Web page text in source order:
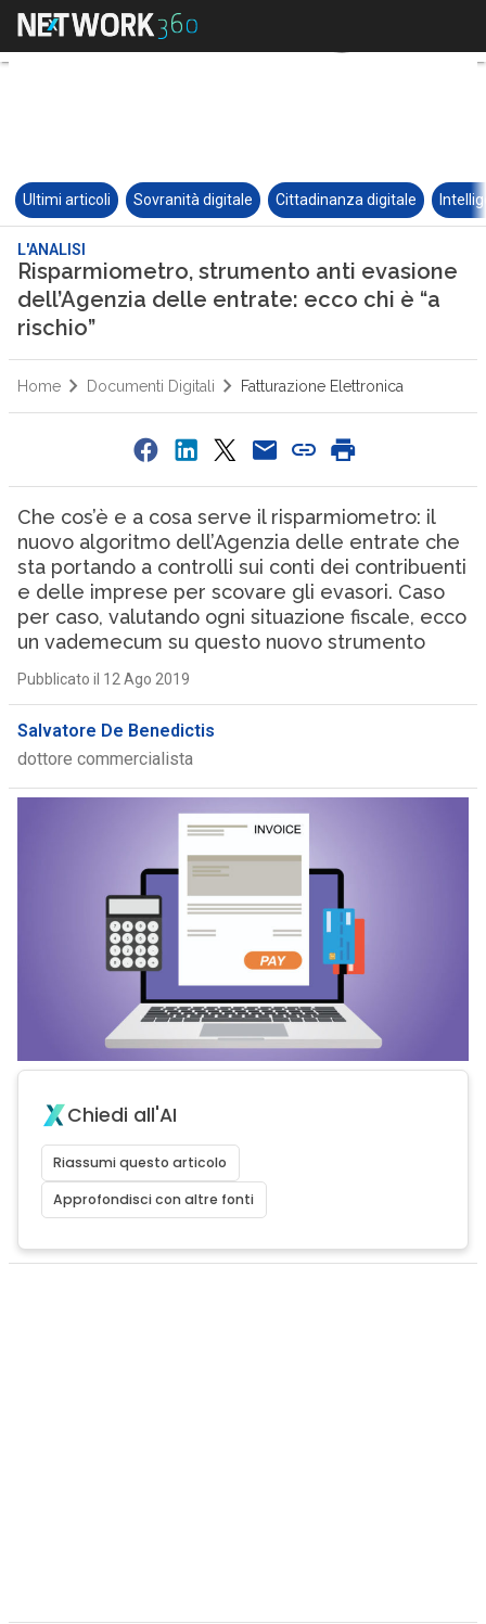
Ultimi articoli Sovranità digitale Cittadinanza digitale
L'ANALISI
Risparmiometro, strumento anti evasione
dell’Agenzia delle entrate: ecco chi è “a
rischio”
Home Documenti Digitali Fatturazione Elettronica
Che cos’è e a cosa serve il risparmiometro: il
nuovo algoritmo dell’Agenzia delle entrate che
sta portando a controlli sui conti dei contribuenti
e delle imprese per scovare gli evasori. Caso
per caso, valutando ogni situazione fiscale, ecco
un vademecum su questo nuovo strumento
Pubblicato il 12 Ago 2019
Salvatore De Benedictis
dottore commercialista
Chiedi all'AI
Riassumi questo articolo
Approfondisci con altre fonti